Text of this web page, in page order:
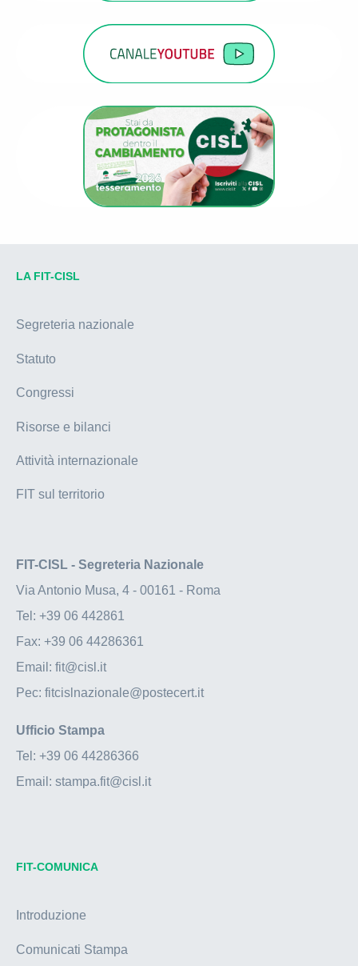
LA FIT-CISL
Segreteria nazionale
Statuto
Congressi
Risorse e bilanci
Attività internazionale
FIT sul territorio
FIT-CISL - Segreteria Nazionale
Via Antonio Musa, 4 - 00161 - Roma
Tel: +39 06 442861
Fax: +39 06 44286361
Email: fit@cisl.it
Pec: fitcislnazionale@postecert.it
Ufficio Stampa
Tel: +39 06 44286366
Email: stampa.fit@cisl.it
FIT-COMUNICA
Introduzione
Comunicati Stampa